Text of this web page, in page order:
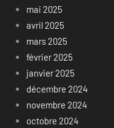
mai 2025
avril 2025
mars 2025
février 2025
janvier 2025
décembre 2024
novembre 2024
octobre 2024